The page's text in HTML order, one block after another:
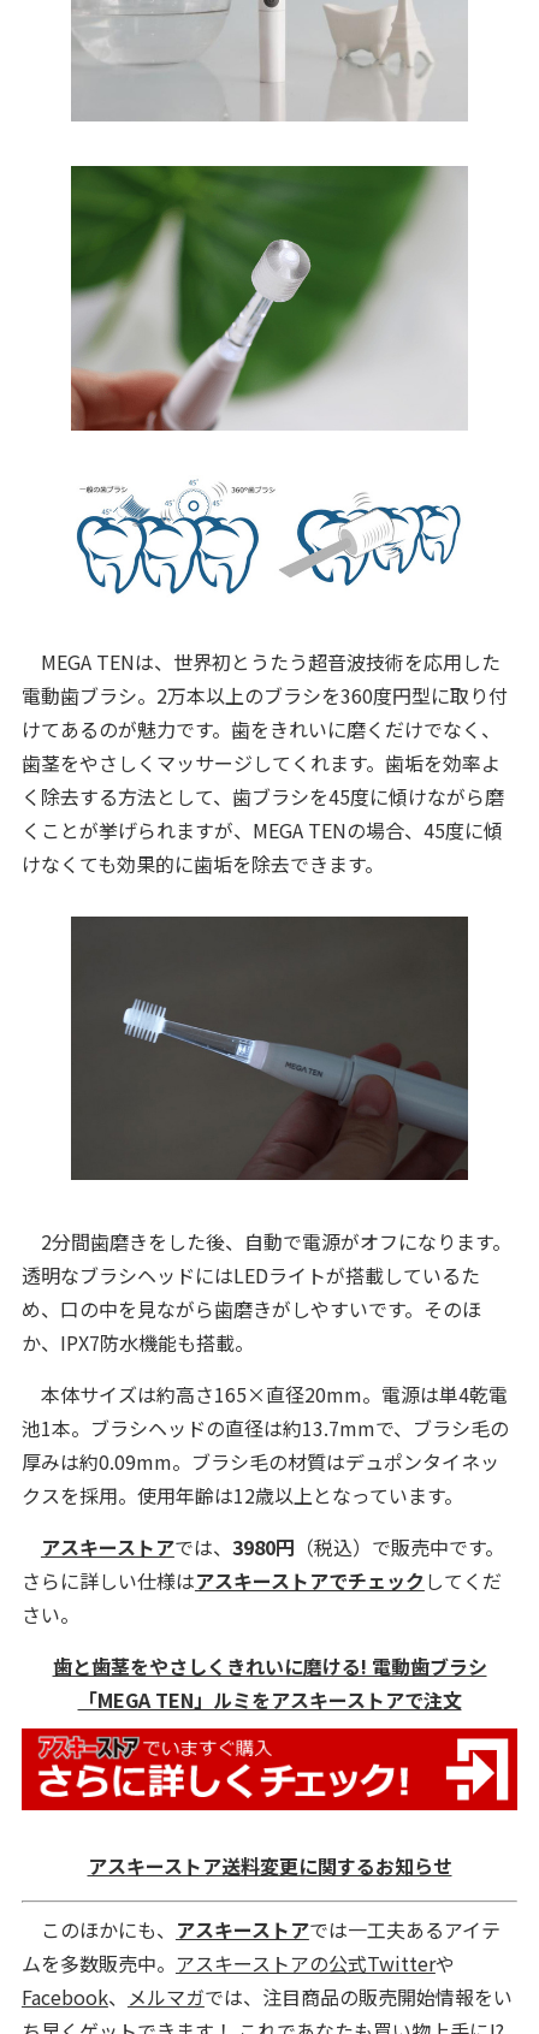
MEGA TENは、世界初とうたう超音波技術を応用した
電動歯ブラシ。2万本以上のブラシを360度円型に取り付
けてあるのが魅力です。歯をきれいに磨くだけでなく、
歯茎をやさしくマッサージしてくれます。歯垢を効率よ
く除去する方法として、歯ブラシを45度に傾けながら磨
くことが挙げられますが、MEGA TENの場合、45度に傾
けなくても効果的に歯垢を除去できます。
2分間歯磨きをした後、自動で電源がオフになります。
透明なブラシヘッドにはLEDライトが搭載しているた
め、口の中を見ながら歯磨きがしやすいです。そのほ
か、IPX7防水機能も搭載。
本体サイズは約高さ165×直径20mm。電源は単4乾電
池1本。ブラシヘッドの直径は約13.7mmで、ブラシ毛の
厚みは約0.09mm。ブラシ毛の材質はデュポンタイネッ
クスを採用。使用年齢は12歳以上となっています。
アスキーストアでは、 3980円 （税込）で販売中です。
さらに詳しい仕様はアスキーストアでチェックしてくだ
さい。
歯と歯茎をやさしくきれいに磨ける! 電動歯ブラシ
「MEGA TEN」ルミをアスキーストアで注文
アスキーストア送料変更に関するお知らせ
このほかにも、 アスキーストアでは一工夫あるアイテ
ムを多数販売中。 アスキーストアの公式Twitterや
Facebook、 メルマガでは、注目商品の販売開始情報をい